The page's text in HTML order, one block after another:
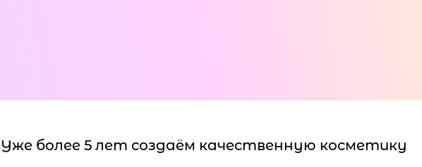
Уже более 5 лет создаём качественную косметику